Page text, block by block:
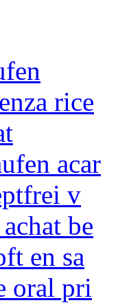
rice
acar
v
be
en sa
oral pri